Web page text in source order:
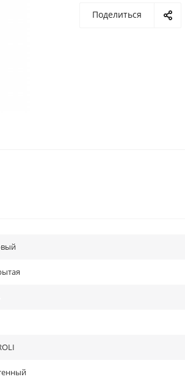
Поделиться